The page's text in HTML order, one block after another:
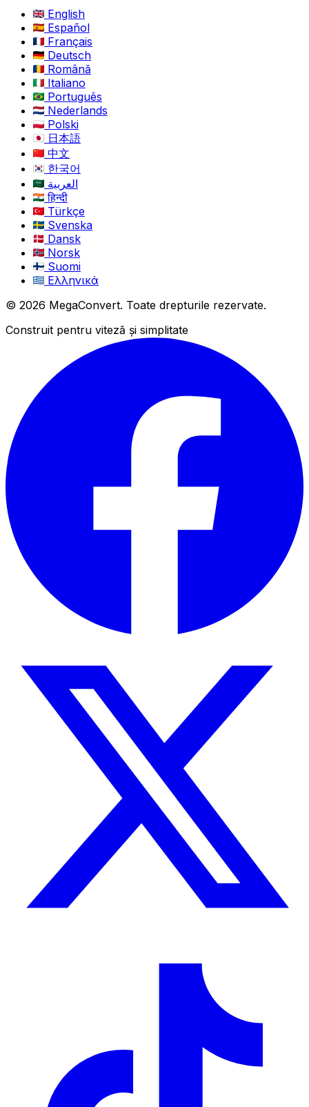
English
Español
Français
Deutsch
Română
Italiano
Português
Nederlands
Polski
日本語
中文
한국어
العربية
हिन्दी
Türkçe
Svenska
Dansk
Norsk
Suomi
Ελληνικά
© 2026 MegaConvert. Toate drepturile rezervate.
Construit pentru viteză și simplitate